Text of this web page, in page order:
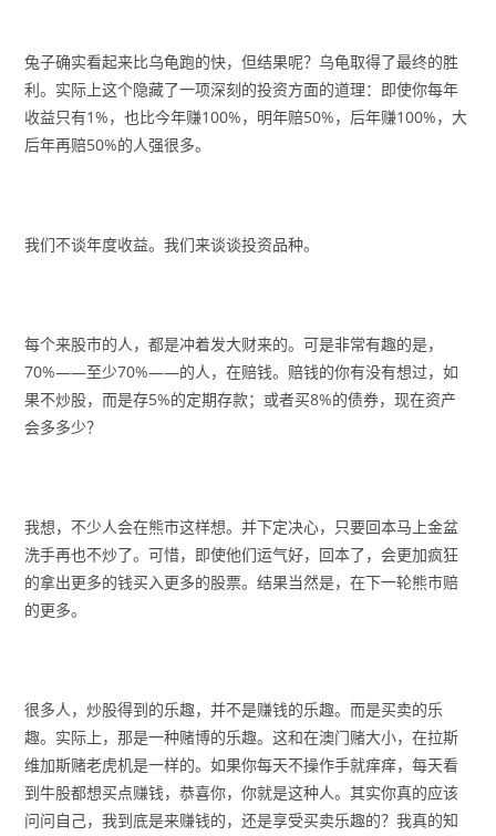
兔子确实看起来比乌龟跑的快，但结果呢？乌龟取得了最终的胜
利。实际上这个隐藏了一项深刻的投资方面的道理：即使你每年
收益只有1%，也比今年赚100%，明年赔50%，后年赚100%，大
后年再赔50%的人强很多。
我们不谈年度收益。我们来谈谈投资品种。
每个来股市的人，都是冲着发大财来的。可是非常有趣的是，
70%——至少70%——的人，在赔钱。赔钱的你有没有想过，如
果不炒股，而是存5%的定期存款；或者买8%的债券，现在资产
会多多少？
我想，不少人会在熊市这样想。并下定决心，只要回本马上金盆
洗手再也不炒了。可惜，即使他们运气好，回本了，会更加疯狂
的拿出更多的钱买入更多的股票。结果当然是，在下一轮熊市赔
的更多。
很多人，炒股得到的乐趣，并不是赚钱的乐趣。而是买卖的乐
趣。实际上，那是一种赌博的乐趣。这和在澳门赌大小，在拉斯
维加斯赌老虎机是一样的。如果你每天不操作手就痒痒，每天看
到牛股都想买点赚钱，恭喜你，你就是这种人。其实你真的应该
问问自己，我到底是来赚钱的，还是享受买卖乐趣的？我真的知